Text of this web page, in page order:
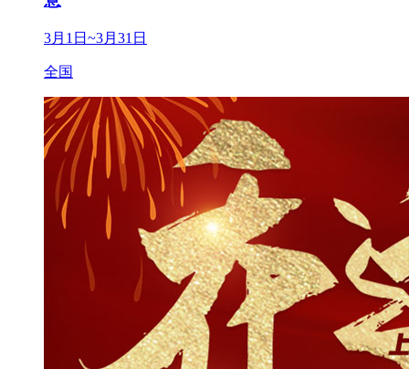
3月1日~3月31日
全国